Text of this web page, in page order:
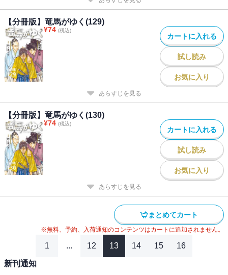
【分冊版】竜馬がゆく(129)
¥74 (税込)
カートに入れる
試し読み
お気に入り
あらすじを見る
【分冊版】竜馬がゆく(130)
¥74 (税込)
カートに入れる
試し読み
お気に入り
あらすじを見る
まとめてカート
※無料、予約、入荷通知のコンテンツはカートに追加されません。
1 ... 12 13 14 15 16
新刊通知